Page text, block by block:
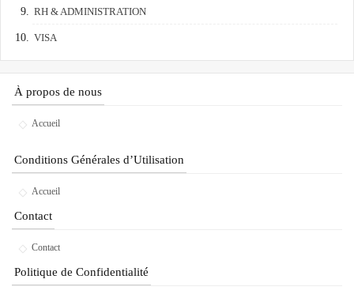
RH & ADMINISTRATION
VISA
À propos de nous
Accueil
Conditions Générales d’Utilisation
Accueil
Contact
Contact
Politique de Confidentialité